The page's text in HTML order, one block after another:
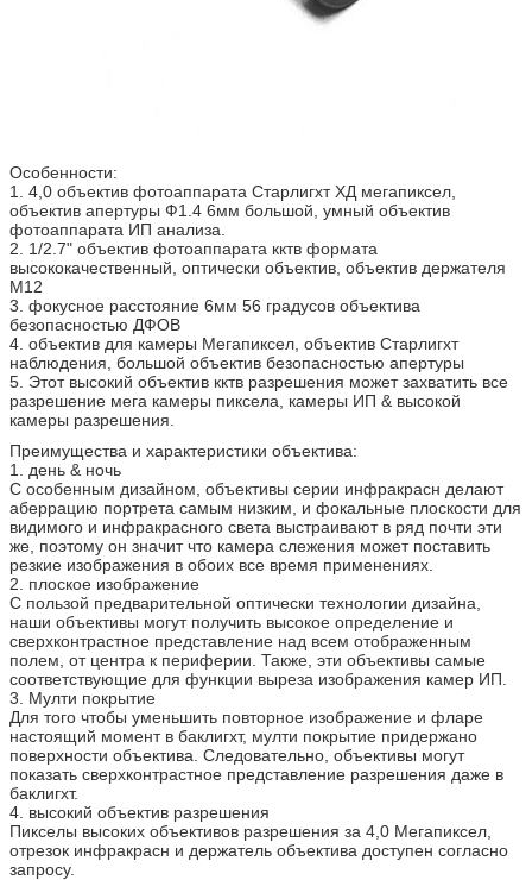
Особенности:
1. 4,0 объектив фотоаппарата Старлигхт ХД мегапиксел,
объектив апертуры Ф1.4 6мм большой, умный объектив
фотоаппарата ИП анализа.
2. 1/2.7" объектив фотоаппарата кктв формата
высококачественный, оптически объектив, объектив держателя
М12
3. фокусное расстояние 6мм 56 градусов объектива
безопасностью ДФОВ
4. объектив для камеры Мегапиксел, объектив Старлигхт
наблюдения, большой объектив безопасностью апертуры
5. Этот высокий объектив кктв разрешения может захватить все
разрешение мега камеры пиксела, камеры ИП & высокой
камеры разрешения.
Преимущества и характеристики объектива:
1. день & ночь
С особенным дизайном, объективы серии инфракрасн делают
аберрацию портрета самым низким, и фокальные плоскости для
видимого и инфракрасного света выстраивают в ряд почти эти
же, поэтому он значит что камера слежения может поставить
резкие изображения в обоих все время применениях.
2. плоское изображение
С пользой предварительной оптически технологии дизайна,
наши объективы могут получить высокое определение и
сверхконтрастное представление над всем отображенным
полем, от центра к периферии. Также, эти объективы самые
соответствующие для функции выреза изображения камер ИП.
3. Мулти покрытие
Для того чтобы уменьшить повторное изображение и фларе
настоящий момент в баклигхт, мулти покрытие придержано
поверхности объектива. Следовательно, объективы могут
показать сверхконтрастное представление разрешения даже в
баклигхт.
4. высокий объектив разрешения
Пикселы высоких объективов разрешения за 4,0 Мегапиксел,
отрезок инфракрасн и держатель объектива доступен согласно
запросу.